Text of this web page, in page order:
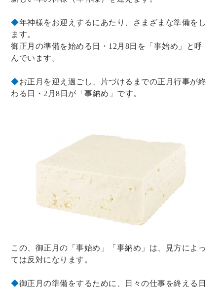
◆年神様をお迎えするにあたり、さまざまな準備をし
ます。
御正月の準備を始める日・12月8日を「事始め」と呼
んでいます。
◆お正月を迎え過ごし、片づけるまでの正月行事が終
わる日・2月8日が「事納め」です。
この、御正月の「事始め」「事納め」は、見方によっ
ては反対になります。
◆御正月の準備をするために、日々の仕事を終える日